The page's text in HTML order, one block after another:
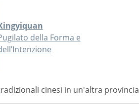
della Forma e
cinesi in un'altra provincia